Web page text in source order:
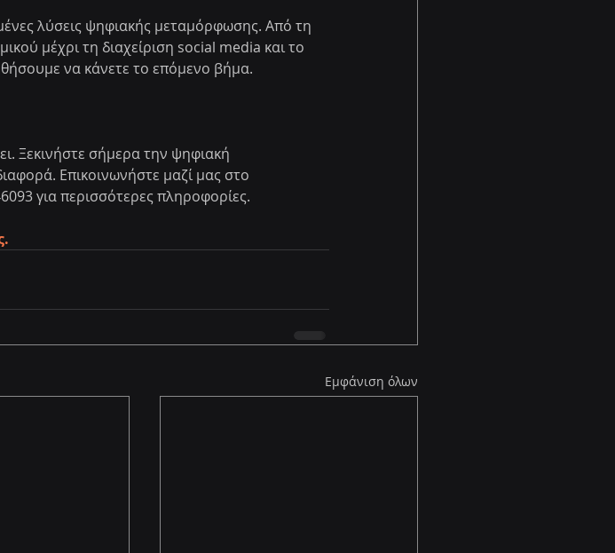
λύσεις ψηφιακής μεταμόρφωσης. Από τη
μέχρι τη διαχείριση social media και το
να κάνετε το επόμενο βήμα.
Ξεκινήστε σήμερα την ψηφιακή
Επικοινωνήστε μαζί μας στο
για περισσότερες πληροφορίες.
Εμφάνιση όλων